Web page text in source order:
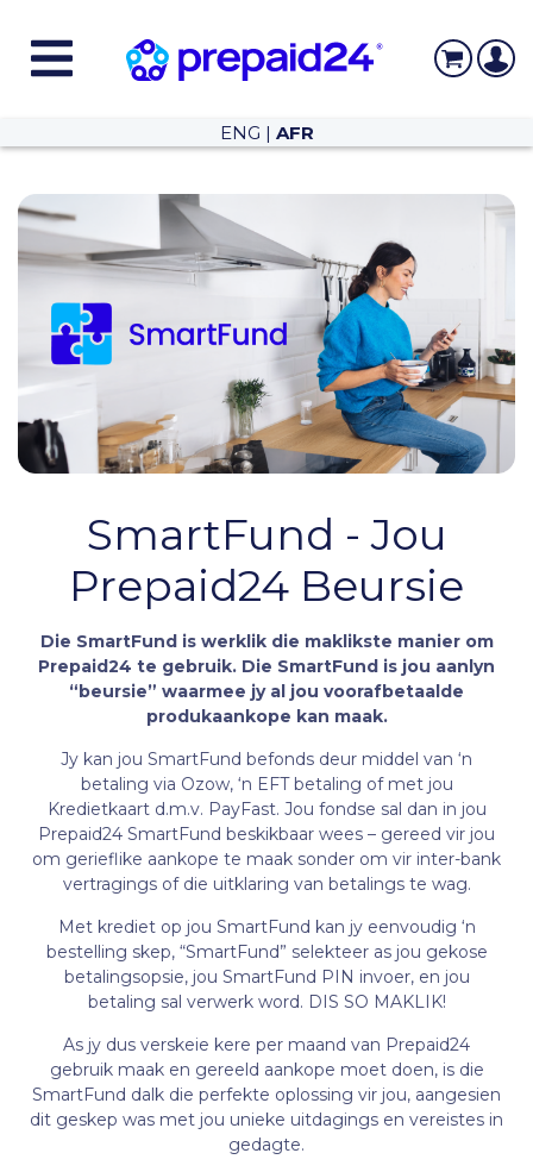
ENG | AFR
SmartFund - Jou
Prepaid24 Beursie
Die SmartFund is werklik die maklikste manier om
Prepaid24 te gebruik. Die SmartFund is jou aanlyn
“beursie” waarmee jy al jou voorafbetaalde
produkaankope kan maak.
Jy kan jou SmartFund befonds deur middel van ‘n
betaling via Ozow, ‘n EFT betaling of met jou
Kredietkaart d.m.v. PayFast. Jou fondse sal dan in jou
Prepaid24 SmartFund beskikbaar wees – gereed vir jou
om gerieflike aankope te maak sonder om vir inter-bank
vertragings of die uitklaring van betalings te wag.
Met krediet op jou SmartFund kan jy eenvoudig ‘n
bestelling skep, “SmartFund” selekteer as jou gekose
betalingsopsie, jou SmartFund PIN invoer, en jou
betaling sal verwerk word. DIS SO MAKLIK!
As jy dus verskeie kere per maand van Prepaid24
gebruik maak en gereeld aankope moet doen, is die
SmartFund dalk die perfekte oplossing vir jou, aangesien
dit geskep was met jou unieke uitdagings en vereistes in
gedagte.